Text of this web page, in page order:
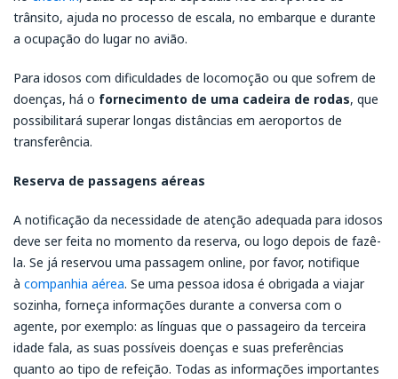
trânsito, ajuda no processo de escala, no embarque e durante
a ocupação do lugar no avião.
Para idosos com dificuldades de locomoção ou que sofrem de
doenças, há o fornecimento de uma cadeira de rodas, que
possibilitará superar longas distâncias em aeroportos de
transferência.
Reserva de passagens aéreas
A notificação da necessidade de atenção adequada para idosos
deve ser feita no momento da reserva, ou logo depois de fazê-
la. Se já reservou uma passagem online, por favor, notifique
à companhia aérea. Se uma pessoa idosa é obrigada a viajar
sozinha, forneça informações durante a conversa com o
agente, por exemplo: as línguas que o passageiro da terceira
idade fala, as suas possíveis doenças e suas preferências
quanto ao tipo de refeição. Todas as informações importantes